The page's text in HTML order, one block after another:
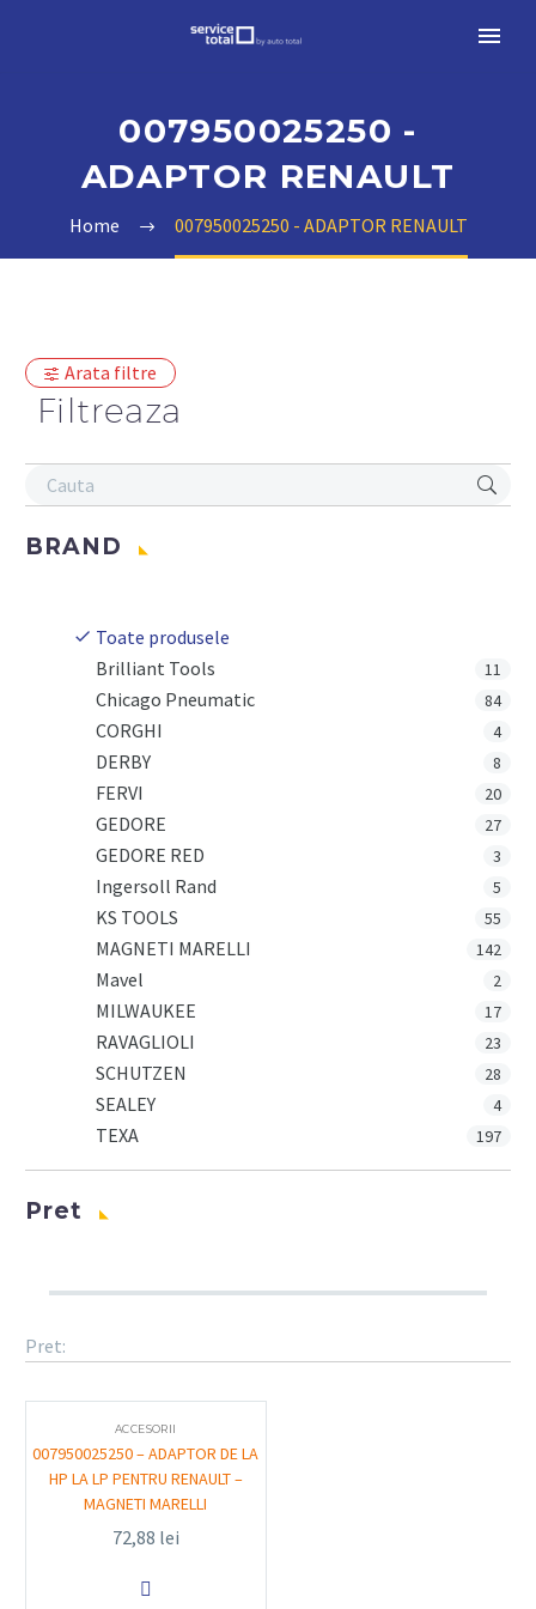
007950025250 -
ADAPTOR RENAULT
Home 007950025250 - ADAPTOR RENAULT
Arata filtre
Filtreaza
BRAND
Toate produsele
Brilliant Tools
11
Chicago Pneumatic 84
CORGHI 4
DERBY 8
FERVI 20
GEDORE 27
GEDORE RED 3
Ingersoll Rand 5
KS TOOLS 55
MAGNETI MARELLI 142
Mavel 2
MILWAUKEE 17
RAVAGLIOLI 23
SCHUTZEN 28
SEALEY 4
TEXA 197
Pret
Pret:
ACCESORII
007950025250 – ADAPTOR DE LA
HP LA LP PENTRU RENAULT –
MAGNETI MARELLI
72,88 lei
